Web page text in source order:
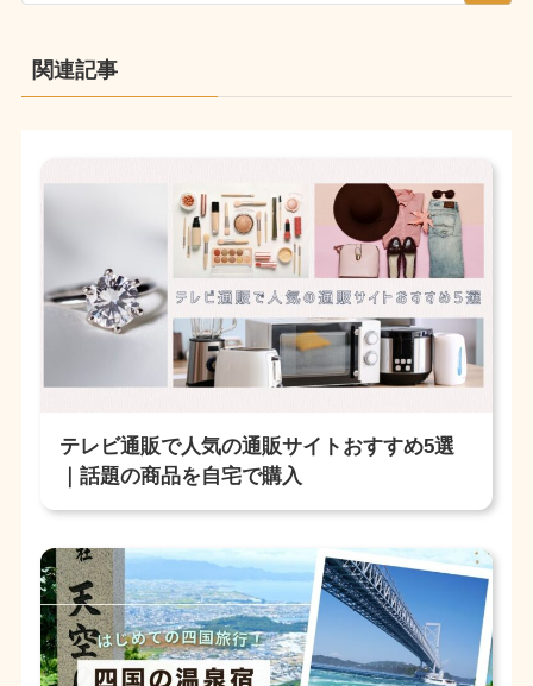
関連記事
テレビ通販で人気の通販サイトおすすめ5選
｜話題の商品を自宅で購入